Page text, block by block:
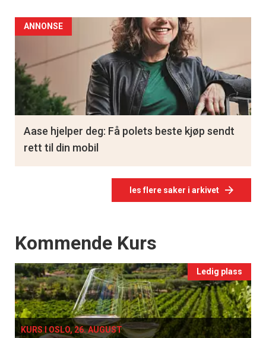
les flere saker i arkivet
ANNONSE
Aase hjelper deg: Få polets beste kjøp sendt
rett til din mobil
Events
Kommende Kurs
Ledig plass
KURS I OSLO, 26. AUGUST